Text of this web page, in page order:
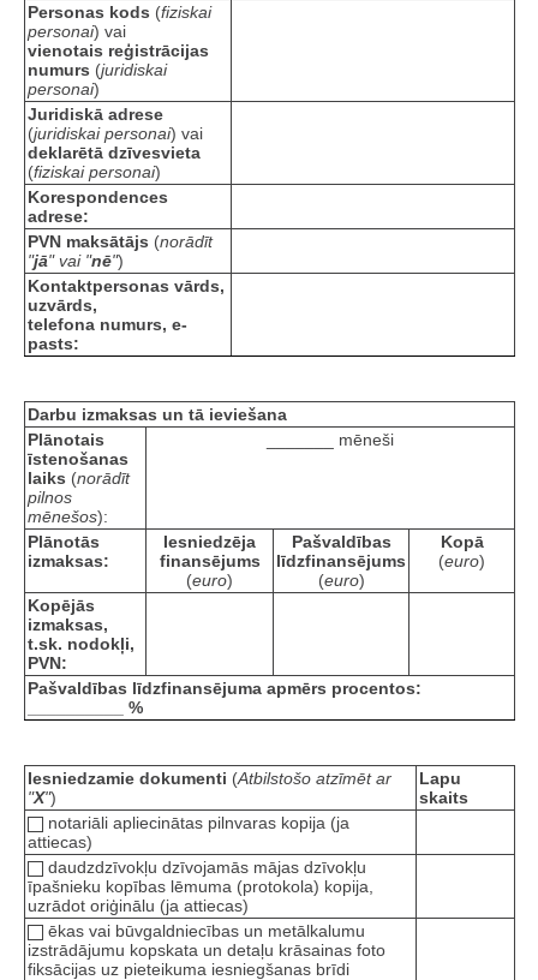
Personas kods (fiziskai
personai) vai
vienotais reģistrācijas
numurs (juridiskai
personai)
Juridiskā adrese
(juridiskai personai) vai
deklarētā dzīvesvieta
(fiziskai personai)
Korespondences
adrese:
PVN maksātājs (norādīt
"jā" vai "nē")
Kontaktpersonas vārds,
uzvārds,
telefona numurs, e-
pasts:
Darbu izmaksas un tā ieviešana
Plānotais
īstenošanas
laiks (norādīt
pilnos
mēnešos):
_______ mēneši
Plānotās
izmaksas:
Iesniedzēja
finansējums
(euro)
Pašvaldības
līdzfinansējums
(euro)
Kopā
(euro)
Kopējās
izmaksas,
t.sk. nodokļi,
PVN:
Pašvaldības līdzfinansējuma apmērs procentos:
__________ %
Iesniedzamie dokumenti (Atbilstošo atzīmēt ar
"X")
Lapu
skaits
notariāli apliecinātas pilnvaras kopija (ja
attiecas)
daudzdzīvokļu dzīvojamās mājas dzīvokļu
īpašnieku kopības lēmuma (protokola) kopija,
uzrādot oriģinālu (ja attiecas)
ēkas vai būvgaldniecības un metālkalumu
izstrādājumu kopskata un detaļu krāsainas foto
fiksācijas uz pieteikuma iesniegšanas brīdi